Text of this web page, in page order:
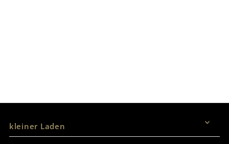
kleiner Laden